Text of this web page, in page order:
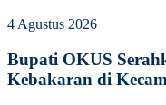
4 Agustus 2026
Bupati OKUS
Kebakaran di